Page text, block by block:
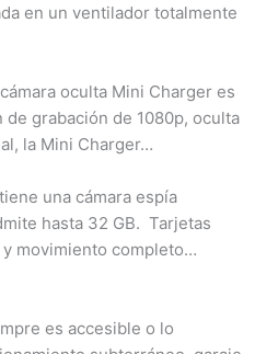
en un ventilador totalmente
oculta Mini Charger es
grabación de 1080p, oculta
la Mini Charger…
una cámara espía
hasta 32 GB. Tarjetas
movimiento completo…
es accesible o lo